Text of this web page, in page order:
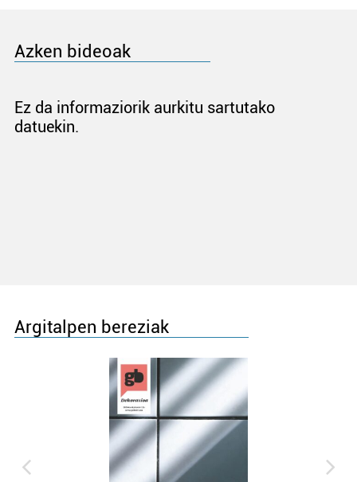
Azken bideoak
Ez da informaziorik aurkitu sartutako
datuekin.
Argitalpen bereziak